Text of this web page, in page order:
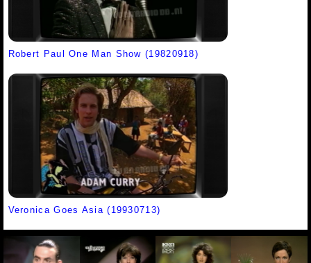
Robert Paul One Man Show (19820918)
Veronica Goes Asia (19930713)